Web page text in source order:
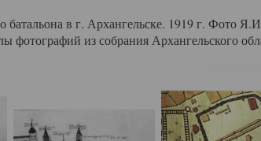
в г. Архангельске. 1919 г. Фото
фотографий из собрания Архангельского